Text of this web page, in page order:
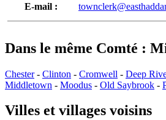
E-mail :
Dans le même Comté :
Chester- Clinton - Cromwell - Deep
Middletown - Moodus - Old Saybrook -
Villes et villages voisins